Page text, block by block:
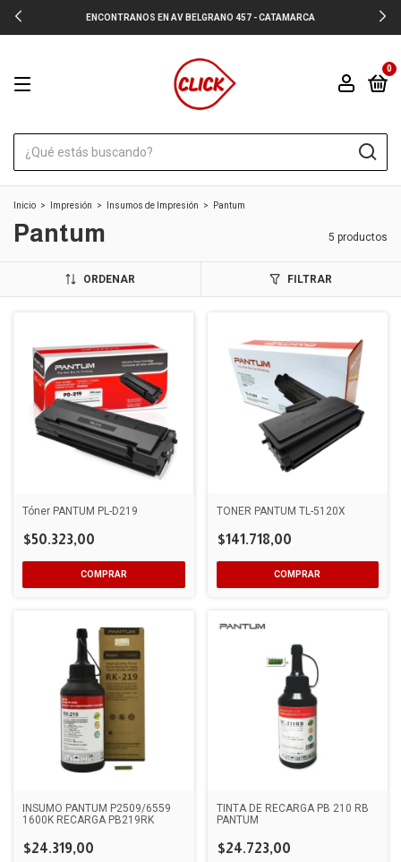
ENCONTRANOS EN AV BELGRANO 457 - CATAMARCA
0
Inicio > Impresión > Insumos de Impresión > Pantum
Pantum 5 productos
ORDENAR FILTRAR
Tóner PANTUM PL-D219
$50.323,00
TONER PANTUM TL-5120X
$141.718,00
INSUMO PANTUM P2509/6559
1600K RECARGA PB219RK
$24.319,00
TINTA DE RECARGA PB 210 RB
PANTUM
$24.723,00